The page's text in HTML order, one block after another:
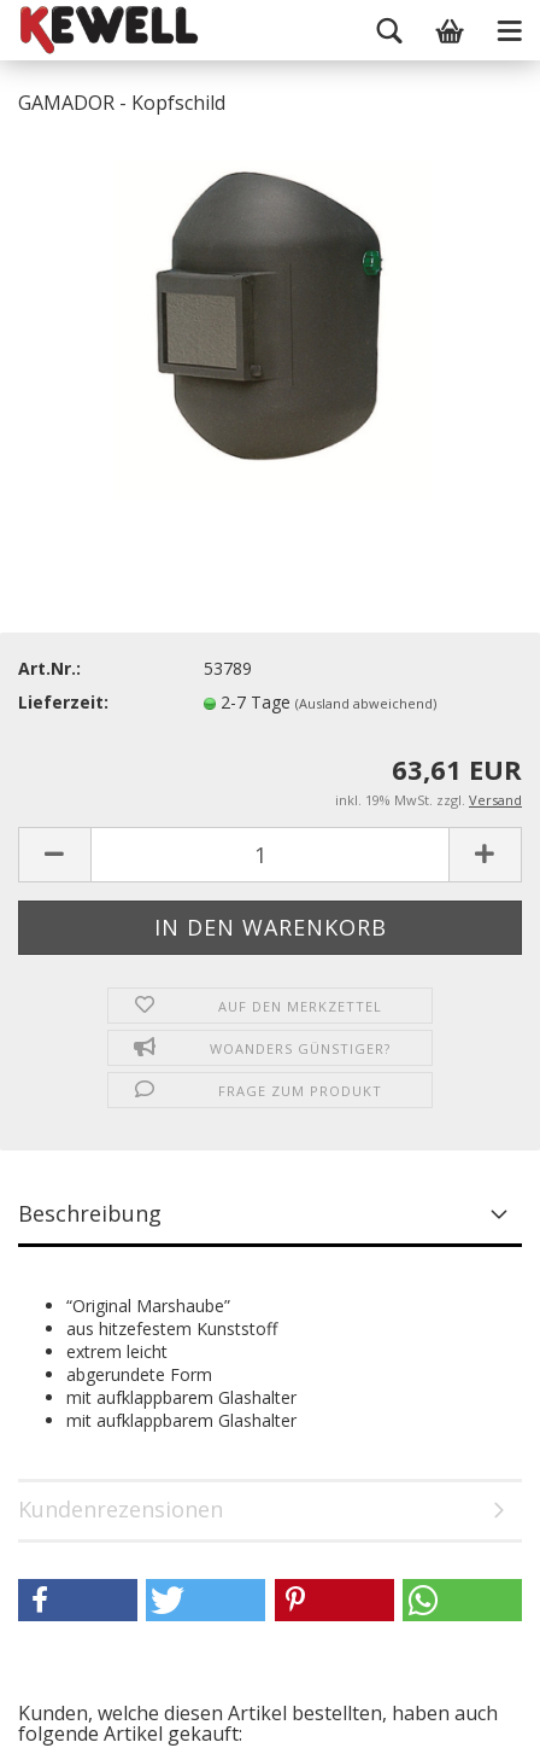
GAMADOR - Kopfschild
Art.Nr.:
53789
Lieferzeit:
2-7 Tage(Ausland abweichend)
63,61 EUR
inkl. 19% MwSt. zzgl. Versand
AUF DEN MERKZETTEL
WOANDERS GÜNSTIGER?
FRAGE ZUM PRODUKT
Beschreibung
“Original Marshaube”
aus hitzefestem Kunststoff
extrem leicht
abgerundete Form
mit aufklappbarem Glashalter
mit aufklappbarem Glashalter
Kundenrezensionen
Kunden, welche diesen Artikel bestellten, haben auch
folgende Artikel gekauft: